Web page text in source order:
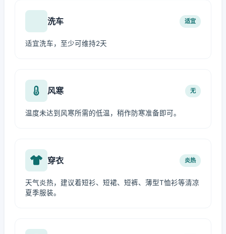
洗车 适宜
适宜洗车，至少可维持2天
风寒 无
温度未达到风寒所需的低温，稍作防寒准备即可。
穿衣 炎热
天气炎热，建议着短衫、短裙、短裤、薄型T恤衫等清凉
夏季服装。